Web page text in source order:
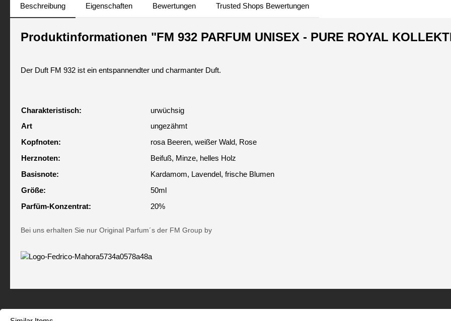
Beschreibung Eigenschaften Bewertungen Trusted Shops Bewertungen
Produktinformationen "FM 932 PARFUM UNISEX - PURE ROYAL
Der Duft FM 932 ist ein entspannendter und charmanter Duft.
Charakteristisch:
urwüchsig
Art
ungezähmt
Kopfnoten:
rosa Beeren, weißer Wald, Rose
Herznoten:
Beifuß, Minze, helles Holz
Basisnote:
Kardamom, Lavendel, frische Blumen
Größe:
50ml
Parfüm-Konzentrat:
20%
Bei uns erhalten Sie nur Original Parfum´s der FM Group by